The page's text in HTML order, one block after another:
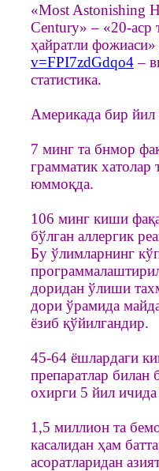
«Most Astonishing
Century» – «20-аср
ҳайратли фожиаси»
v=FPI7zdGdqo4–
статистика.
Америкада бир йил
7 минг та бнмор
грамматик хатолар
юммоқда.
106 минг киши
бўлган аллергик
Бу ўлимларнинг
доридан ўлиши
дори ўрамида
ёзиб қўйилгандир.
45-64 ёшлардаги
препаратлар билан
охирги 5 йил
1,5 миллион та
касалидан ҳам
асоратларидан